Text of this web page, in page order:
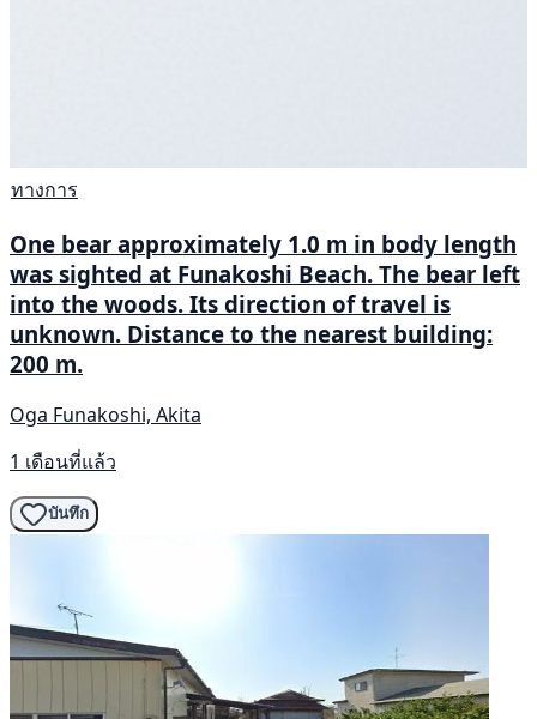
ทางการ
One bear approximately 1.0 m in body length
was sighted at Funakoshi Beach. The bear left
into the woods. Its direction of travel is
unknown. Distance to the nearest building:
200 m.
Oga Funakoshi, Akita
1 เดือนที่แล้ว
บันทึก